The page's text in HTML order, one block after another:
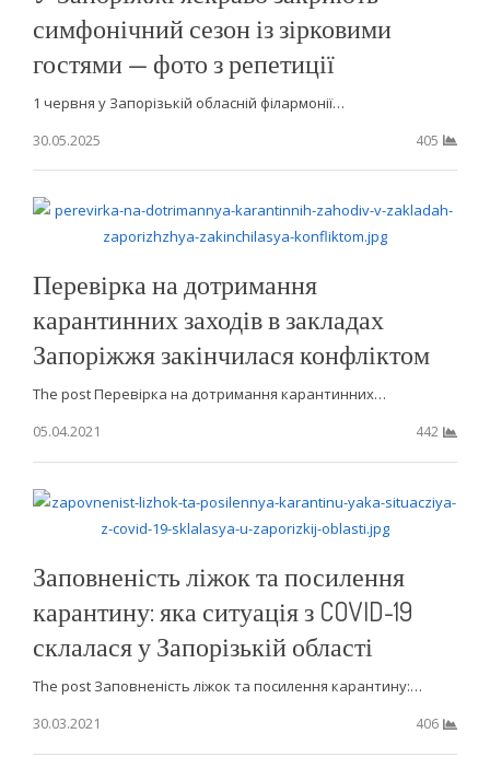
симфонічний сезон із зірковими
гостями — фото з репетиції
1 червня у Запорізькій обласній філармонії…
30.05.2025
405
Перевірка на дотримання
карантинних заходів в закладах
Запоріжжя закінчилася конфліктом
The post Перевірка на дотримання карантинних…
05.04.2021
442
Заповненість ліжок та посилення
карантину: яка ситуація з COVID-19
склалася у Запорізькій області
The post Заповненість ліжок та посилення карантину:…
30.03.2021
406